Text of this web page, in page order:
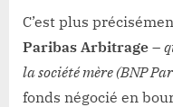
C’est plus
Paribas Arbitrage –
la société mère (BNP
fonds négocié en